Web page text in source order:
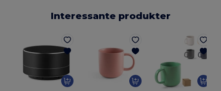
Interessante produkter